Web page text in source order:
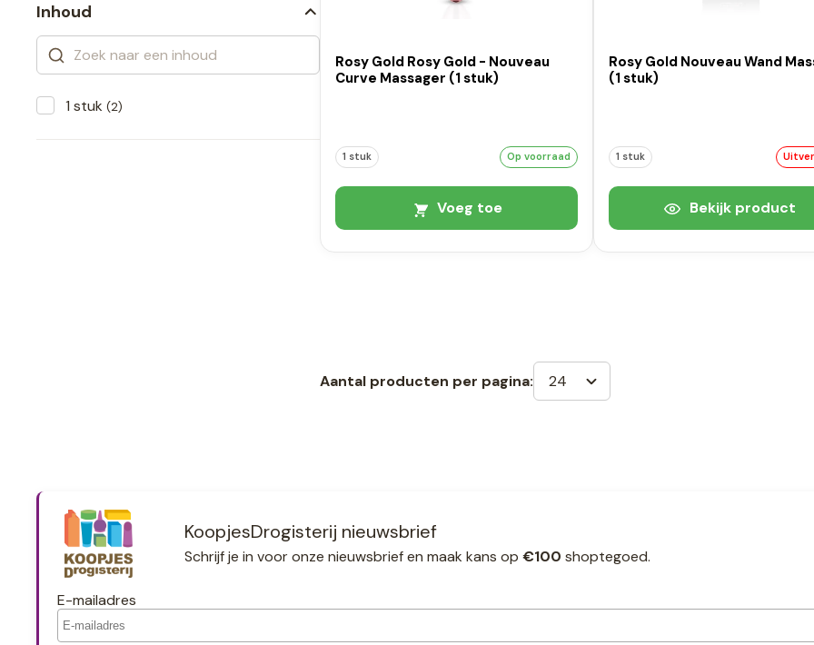
Inhoud
1 stuk (2)
Rosy Gold Rosy Gold - Nouveau
Curve Massager (1 stuk)
1 stuk Op voorraad
Voeg toe
Rosy Gold Nouveau Wand
(1 stuk)
1 stuk
Bekijk product
Aantal producten per pagina: 24
KoopjesDrogisterij nieuwsbrief
Schrijf je in voor onze nieuwsbrief en maak kans op €100 shoptegoed.
E-mailadres